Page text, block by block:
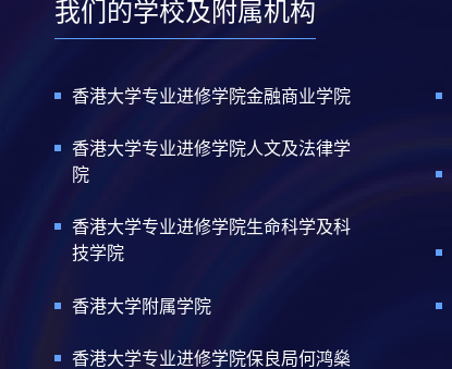
我们的学校及附属机构
香港大学专业进修学院金融商业学院
香港大学专业进修学院人文及法律学
院
香港大学专业进修学院生命科学及科
技学院
香港大学附属学院
香港大学专业进修学院保良局何鸿燊